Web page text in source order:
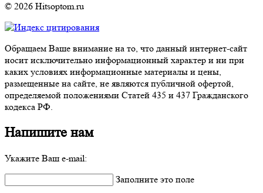
© 2026 Hitsoptom.ru
Обращаем Ваше внимание на то, что данный интернет-сайт
носит исключительно информационный характер и ни при
каких условиях информационные материалы и цены,
размещенные на сайте, не являются публичной офертой,
определяемой положениями Статей 435 и 437 Гражданского
кодекса РФ.
Напишите нам
Укажите Ваш e-mail:
Заполните это поле